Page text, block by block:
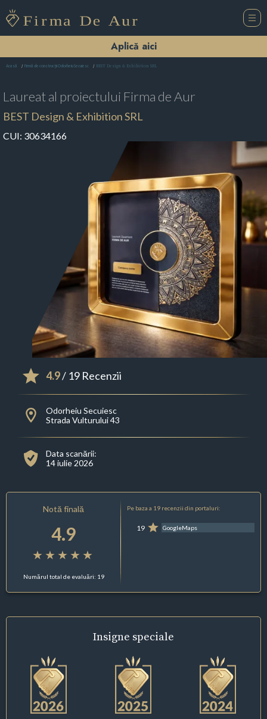
Aplică aici
Acasă Firmă de construcții Odorheiu Secuiesc BEST Design & Exhibition SRL
Laureat al proiectului Firma de Aur
BEST Design & Exhibition SRL
CUI: 30634166
4.9/ 19 Recenzii
Odorheiu Secuiesc
Strada Vulturului 43
Data scanării:
14 iulie 2026
Notă finală
4.9
Numărul total de evaluări: 19
Pe baza a 19 recenzii din portaluri:
19 GoogleMaps
Insigne speciale